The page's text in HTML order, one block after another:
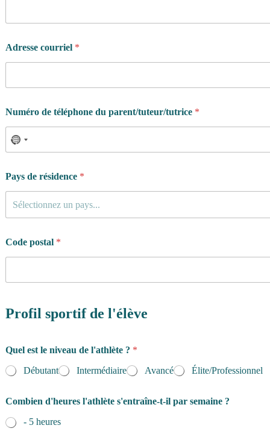
e
V
*
Adresse courriel *
Numéro de téléphone du parent/tuteur/tutrice *
Pays de résidence *
Sélectionnez un pays...
Code postal *
Profil sportif de l'élève
Quel est le niveau de l'athlète ? *
Débutant
Intermédiaire Avancé Élite/Professionnel
Combien d'heures l'athlète s'entraîne-t-il par semaine ?
- 5 heures